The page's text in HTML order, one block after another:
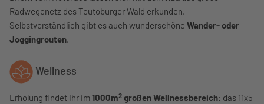
Radwegenetz des Teutoburger Wald erkunden.
Selbstverständlich gibt es auch wunderschöne Wander- oder
Joggingrouten.
Wellness
Erholung findet ihr im1000m2 großen Wellnessbereich: das 11x5